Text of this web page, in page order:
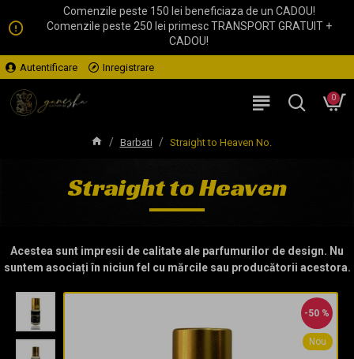
Comenzile peste 150 lei beneficiaza de un CADOU!
Comenzile peste 250 lei primesc TRANSPORT GRATUIT +
CADOU!
Autentificare Inregistrare
0
Barbati Straight to Heaven No.
Straight to Heaven
Acestea sunt impresii de calitate ale parfumurilor de design. Nu
suntem asociați în niciun fel cu mărcile sau producătorii acestora.
Nou
-50 %